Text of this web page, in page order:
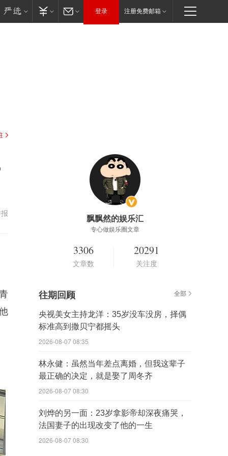
登录 注册免费邮箱
飘飘然的娱乐汇
专心做娱乐圈文章
3306
文章数
20291
关注度
往期回顾 全部
央视美女主持龙洋：35岁没车没房，择偶
标准高到撒贝宁都摇头
2026-08-07 08:35
林永健：虽然当年差点离婚，但我这辈子
最正确的决定，就是娶了周冬齐
2026-08-07 08:30
刘烨的另一面：23岁拿影帝却深夜痛哭，
法国妻子的出现改变了他的一生
2026-08-07 08:30